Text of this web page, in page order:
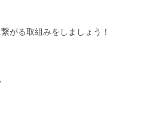
がる取組みをしましょう！